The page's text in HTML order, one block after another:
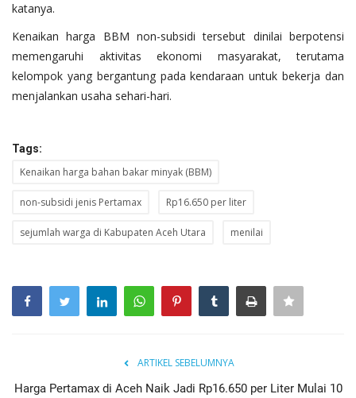
katanya.
Kenaikan harga BBM non-subsidi tersebut dinilai berpotensi
memengaruhi aktivitas ekonomi masyarakat, terutama
kelompok yang bergantung pada kendaraan untuk bekerja dan
menjalankan usaha sehari-hari.
Tags:
Kenaikan harga bahan bakar minyak (BBM)
non-subsidi jenis Pertamax Rp16.650 per liter
sejumlah warga di Kabupaten Aceh Utara menilai
ARTIKEL SEBELUMNYA
Harga Pertamax di Aceh Naik Jadi Rp16.650 per Liter Mulai 10